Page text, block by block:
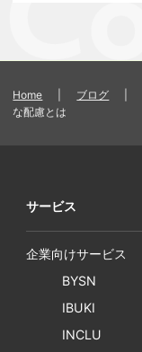
Home ブログ
な配慮とは
サービス
企業向けサービス
BYSN
IBUKI
INCLU